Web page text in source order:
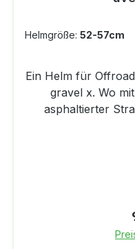
Helmgröße: 52-57cm
Ein Helm für
gravel x. Wo
asphaltierter
Fliegennetz,
Abkühlung. Für
und zusätzlicher